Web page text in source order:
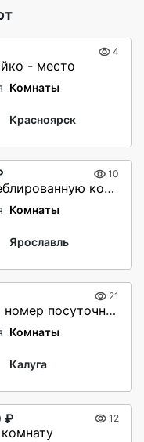
4
- место
Комнаты
Красноярск
10
Сдам меблированную комнату на длительный срок
Комнаты
Ярославль
21
Сдается номер посуточно Калуга
Комнаты
Калуга
₽ 12